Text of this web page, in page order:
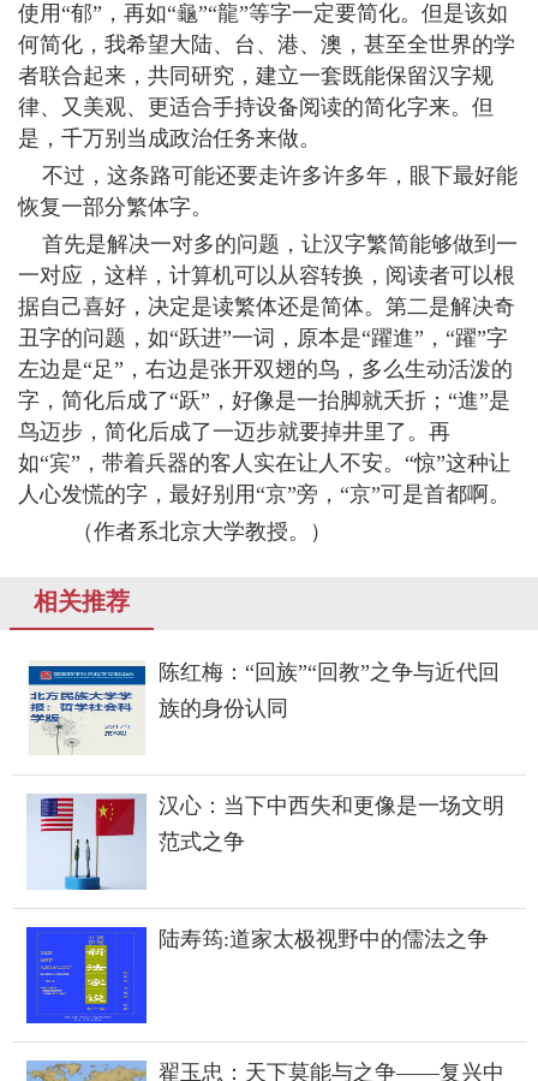
使用“郁”，再如“龜”“龍”等字一定要简化。但是该如
何简化，我希望大陆、台、港、澳，甚至全世界的学
者联合起来，共同研究，建立一套既能保留汉字规
律、又美观、更适合手持设备阅读的简化字来。但
是，千万别当成政治任务来做。
不过，这条路可能还要走许多许多年，眼下最好能
恢复一部分繁体字。
首先是解决一对多的问题，让汉字繁简能够做到一
一对应，这样，计算机可以从容转换，阅读者可以根
据自己喜好，决定是读繁体还是简体。第二是解决奇
丑字的问题，如“跃进”一词，原本是“躍進”，“躍”字
左边是“足”，右边是张开双翅的鸟，多么生动活泼的
字，简化后成了“跃”，好像是一抬脚就夭折；“進”是
鸟迈步，简化后成了一迈步就要掉井里了。再
如“宾”，带着兵器的客人实在让人不安。“惊”这种让
人心发慌的字，最好别用“京”旁，“京”可是首都啊。
（作者系北京大学教授。）
相关推荐
陈红梅：“回族”“回教”之争与近代回
族的身份认同
汉心：当下中西失和更像是一场文明
范式之争
陆寿筠:道家太极视野中的儒法之争
翟玉忠：天下莫能与之争——复兴中